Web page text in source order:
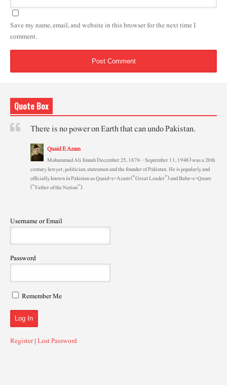
Save my name, email, and website in this browser for the next time I
comment.
Quote Box
There is no power on Earth that can undo Pakistan.
Quaid E Azam
Mohammad Ali Jinnah December 25, 1876 – September 11, 1948) was a 20th
century lawyer, politician, statesman and the founder of Pakistan. He is popularly and
officially known in Pakistan as Quaid-e-Azam (“Great Leader”) and Baba-e-Qaum
(“Father of the Nation”).
Username or Email
Password
Remember Me
Register|Lost Password